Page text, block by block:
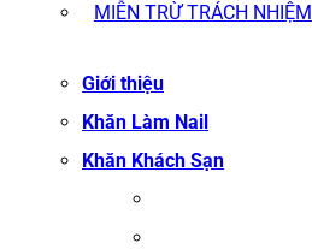
MIỄN TRỪ TRÁCH NHIỆM
Giới thiệu
Khăn Làm Nail
Khăn Khách Sạn